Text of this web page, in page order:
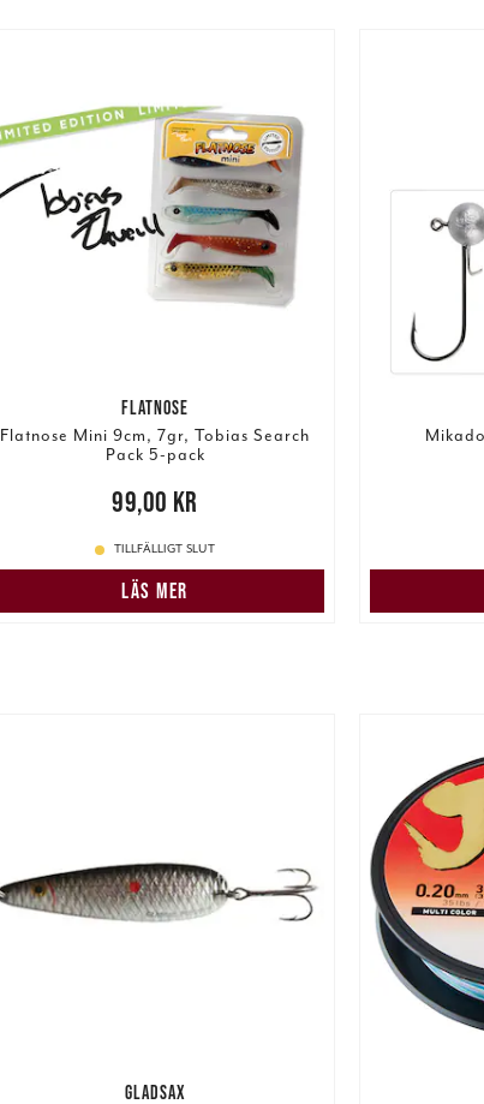
FLATNOSE
Flatnose Mini 9cm, 7gr, Tobias Search
Pack 5-pack
99,00 kr99,00 kr
TILLFÄLLIGT SLUT
LÄS MER
GLADSAX